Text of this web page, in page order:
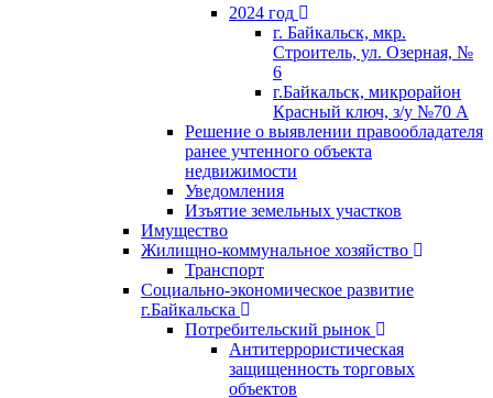
2024 год
г. Байкальск, мкр.
Строитель, ул. Озерная, №
6
г.Байкальск, микрорайон
Красный ключ, з/у №70 А
Решение о выявлении правообладателя
ранее учтенного объекта
недвижимости
Уведомления
Изъятие земельных участков
Имущество
Жилищно-коммунальное хозяйство
Транспорт
Социально-экономическое развитие
г.Байкальска
Потребительский рынок
Антитеррористическая
защищенность торговых
объектов